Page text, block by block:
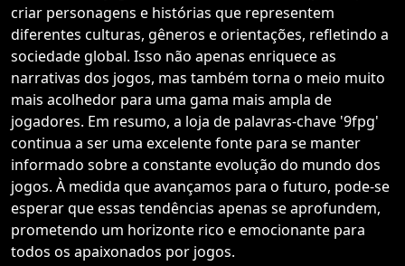
criar personagens e histórias que representem
diferentes culturas, gêneros e orientações, refletindo a
sociedade global. Isso não apenas enriquece as
narrativas dos jogos, mas também torna o meio muito
mais acolhedor para uma gama mais ampla de
jogadores. Em resumo, a loja de palavras-chave '9fpg'
continua a ser uma excelente fonte para se manter
informado sobre a constante evolução do mundo dos
jogos. À medida que avançamos para o futuro, pode-se
esperar que essas tendências apenas se aprofundem,
prometendo um horizonte rico e emocionante para
todos os apaixonados por jogos.